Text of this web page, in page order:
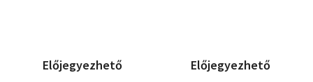
Előjegyezhető Előjegyezhető